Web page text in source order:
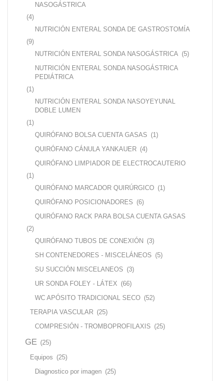
NASOGÁSTRICA
(4)
NUTRICIÓN ENTERAL SONDA DE GASTROSTOMÍA
(9)
NUTRICIÓN ENTERAL SONDA NASOGÁSTRICA (5)
NUTRICIÓN ENTERAL SONDA NASOGÁSTRICA
PEDIÁTRICA
(1)
NUTRICIÓN ENTERAL SONDA NASOYEYUNAL
DOBLE LUMEN
(1)
QUIRÓFANO BOLSA CUENTA GASAS (1)
QUIRÓFANO CÁNULA YANKAUER (4)
QUIRÓFANO LIMPIADOR DE ELECTROCAUTERIO
(1)
QUIRÓFANO MARCADOR QUIRÚRGICO (1)
QUIRÓFANO POSICIONADORES (6)
QUIRÓFANO RACK PARA BOLSA CUENTA GASAS
(2)
QUIRÓFANO TUBOS DE CONEXIÓN (3)
SH CONTENEDORES - MISCELÁNEOS (5)
SU SUCCIÓN MISCELANEOS (3)
UR SONDA FOLEY - LÁTEX (66)
WC APÓSITO TRADICIONAL SECO (52)
TERAPIA VASCULAR (25)
COMPRESIÓN - TROMBOPROFILAXIS (25)
GE (25)
Equipos (25)
Diagnostico por imagen (25)